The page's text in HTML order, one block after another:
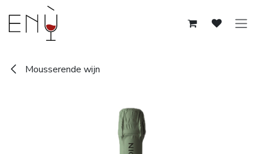
Overslaan naar inhoud
Mousserende wijn